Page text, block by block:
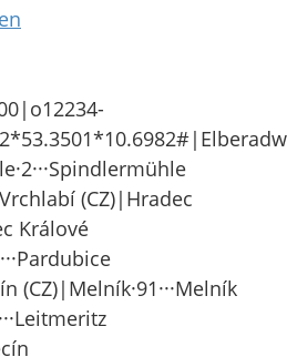
(CZ)|Hradec
Králové
(CZ)|Melník·91···Melník